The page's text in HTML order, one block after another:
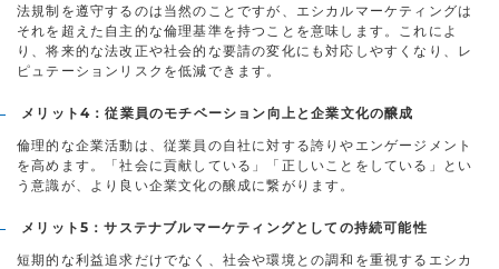
法規制を遵守するのは当然のことですが、エシカルマーケティングは
それを超えた自主的な倫理基準を持つことを意味します。これによ
り、将来的な法改正や社会的な要請の変化にも対応しやすくなり、レ
ピュテーションリスクを低減できます。
メリット4：従業員のモチベーション向上と企業文化の醸成
倫理的な企業活動は、従業員の自社に対する誇りやエンゲージメント
を高めます。「社会に貢献している」「正しいことをしている」とい
う意識が、より良い企業文化の醸成に繋がります。
メリット5：サステナブルマーケティングとしての持続可能性
短期的な利益追求だけでなく、社会や環境との調和を重視するエシカ